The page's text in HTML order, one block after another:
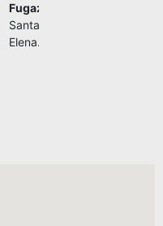
Fugaz
Santa
Elena.